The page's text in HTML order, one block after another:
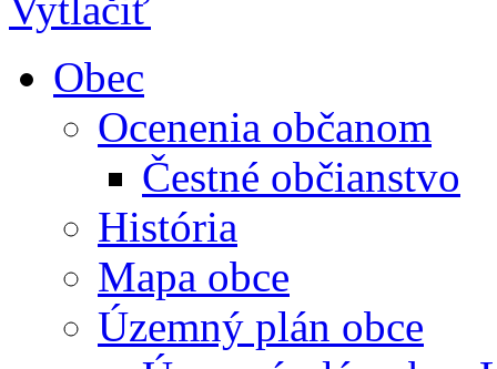
Obec
Ocenenia občanom
Čestné občianstvo
História
Mapa obce
Územný plán obce